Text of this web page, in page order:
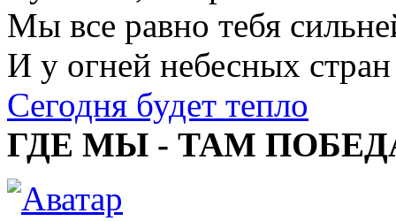
Мы все равно тебя
И у огней небесных стран
Сегодня будет тепло
ГДЕ МЫ - ТАМ